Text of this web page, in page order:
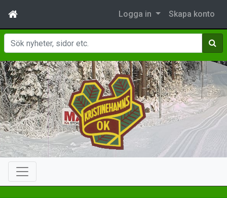
Logga in Skapa konto
Sök